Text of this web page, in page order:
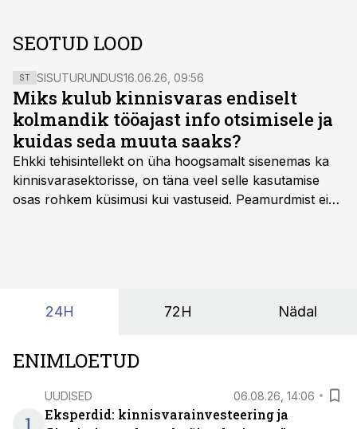
SEOTUD LOOD
ST SISUTURUNDUS16.06.26, 09:56
Miks kulub kinnisvaras endiselt
kolmandik tööajast info otsimisele ja
kuidas seda muuta saaks?
Ehkki tehisintellekt on üha hoogsamalt sisenemas ka
kinnisvarasektorisse, on täna veel selle kasutamise
osas rohkem küsimusi kui vastuseid. Peamurdmist ei
24H 72H Nädal
ENIMLOETUD
UUDISED 06.08.26, 14:06
Eksperdid: kinnisvarainvesteering ja